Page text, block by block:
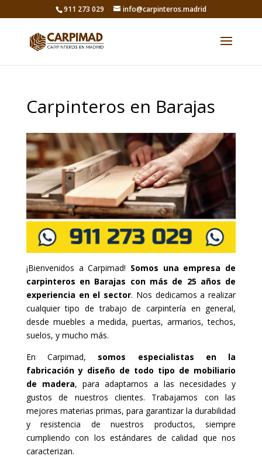
911 273 029 info@carpinteros.madrid
Carpinteros en Barajas
¡Bienvenidos a Carpimad! Somos una empresa de
carpinteros en Barajas con más de 25 años de
experiencia en el sector. Nos dedicamos a realizar
cualquier tipo de trabajo de carpintería en general,
desde muebles a medida, puertas, armarios, techos,
suelos, y mucho más.
En Carpimad, somos especialistas en la
fabricación y diseño de todo tipo de mobiliario
de madera, para adaptarnos a las necesidades y
gustos de nuestros clientes. Trabajamos con las
mejores materias primas, para garantizar la durabilidad
y resistencia de nuestros productos, siempre
cumpliendo con los estándares de calidad que nos
caracterizan.